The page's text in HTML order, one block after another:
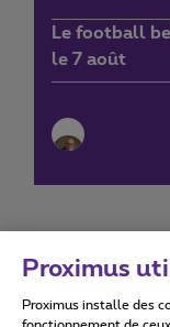
Le football
le 7 août
Conditions
Proximus
Proximus installe des